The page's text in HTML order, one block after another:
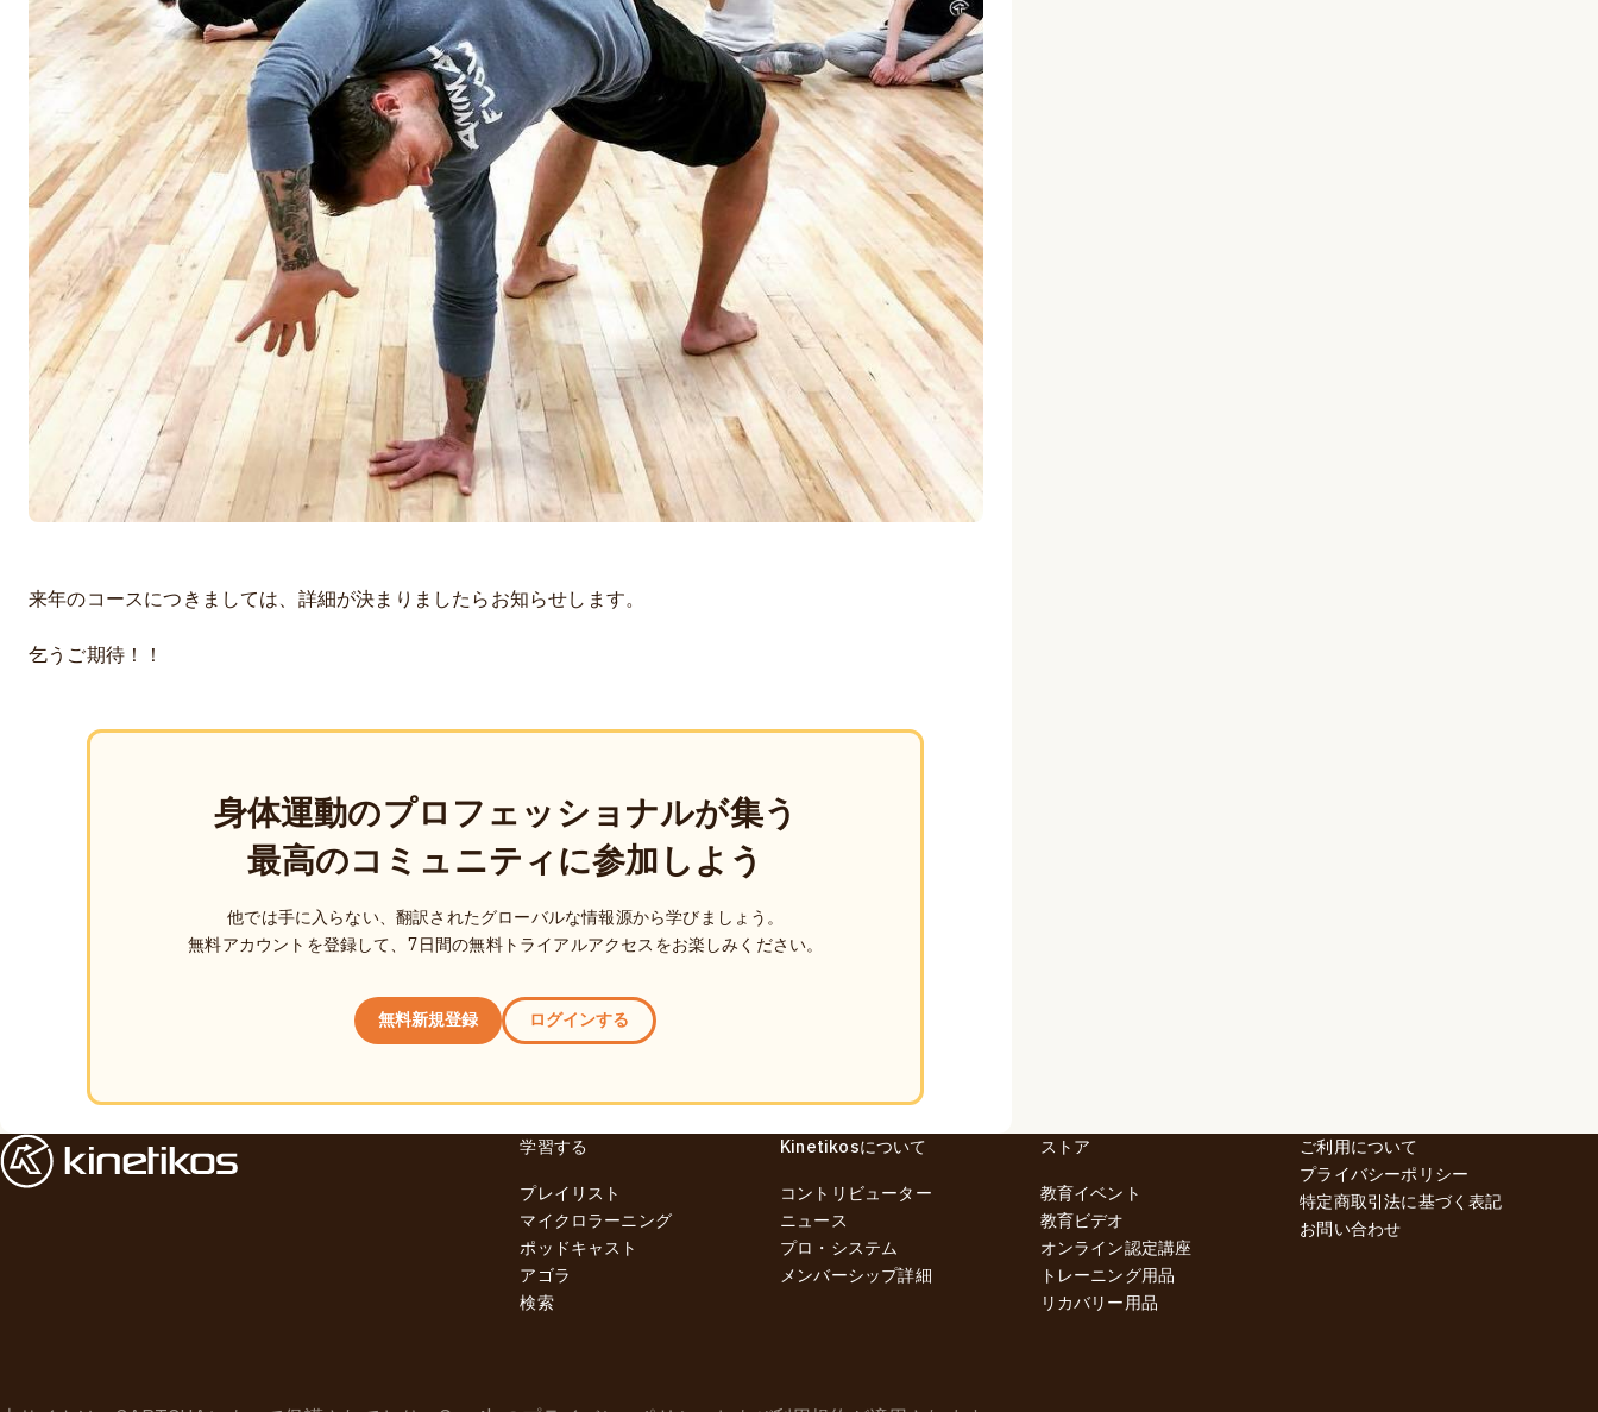
来年のコースにつきましては、詳細が決まりましたらお知らせします。
乞うご期待！！
身体運動のプロフェッショナルが集う
最高のコミュニティに参加しよう
他では手に入らない、翻訳されたグローバルな情報源から学びましょう。
無料アカウントを登録して、7日間の無料トライアルアクセスをお楽しみください。
無料新規登録 ログインする
学習する
プレイリスト
マイクロラーニング
ポッドキャスト
アゴラ
検索
Kinetikosについて
コントリビューター
ニュース
プロ・システム
メンバーシップ詳細
ストア
教育イベント
教育ビデオ
オンライン認定講座
トレーニング用品
リカバリー用品
ご利用について
プライバシーポリシー
特定商取引法に基づく表記
お問い合わせ